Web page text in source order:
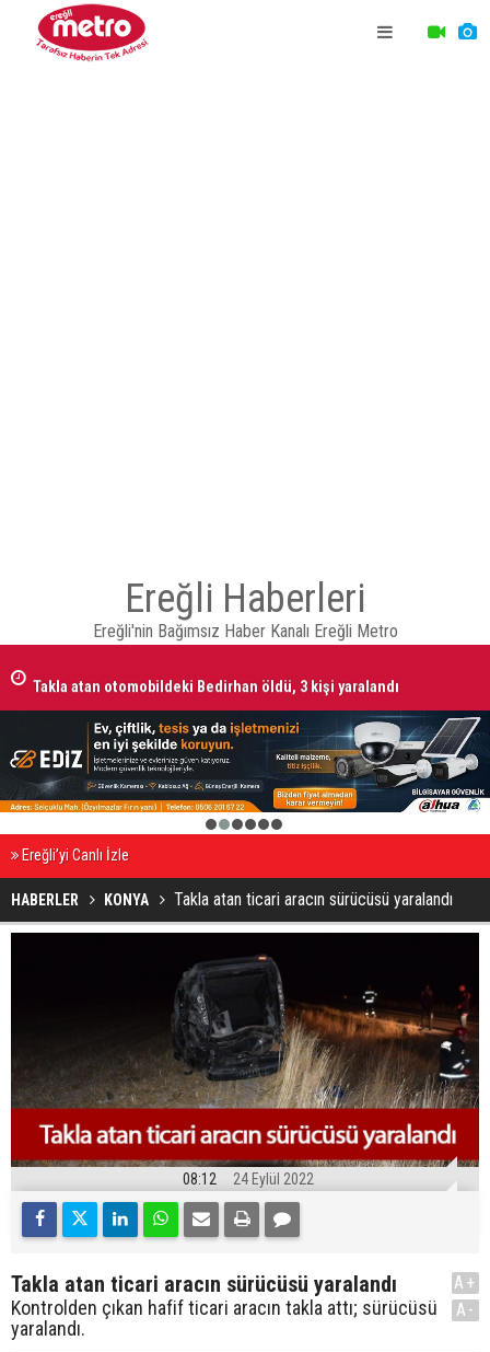
Ereğli Haberleri
Ereğli'nin Bağımsız Haber Kanalı Ereğli Metro
Takla atan otomobildeki Bedirhan öldü, 3 kişi yaralandı
2 3 4 5 6
Ereğli’yi Canlı İzle
HABERLER KONYA Takla atan ticari aracın sürücüsü yaralandı
08:12 24 Eylül 2022
Takla atan ticari aracın sürücüsü yaralandı
Kontrolden çıkan hafif ticari aracın takla attı; sürücüsü
yaralandı.
A+
A-